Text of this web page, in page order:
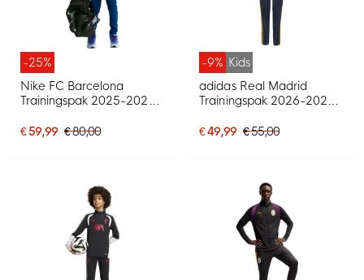
-25%
Nike FC Barcelona
Trainingspak 2025-2026
Rood
€ 59,99 € 80,00
-9% Kids
adidas Real Madrid
Trainingspak 2026-2027
Wit
€ 49,99 € 55,00